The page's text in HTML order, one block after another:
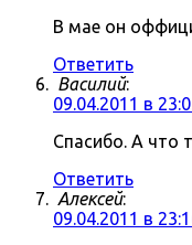
В мае он
Ответить
Василий:
09.04.2011 в
Спасибо. А что
Ответить
Алексей:
09.04.2011 в